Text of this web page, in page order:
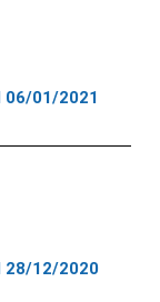
06/01/2021
28/12/2020